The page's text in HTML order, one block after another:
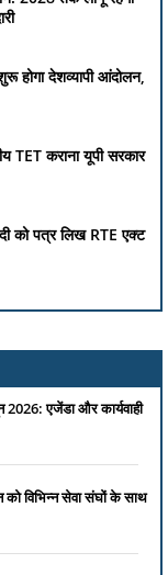
होगा देशव्यापी आंदोलन,
TET कराना यूपी सरकार
को पत्र लिख RTE एक्ट
2026: एजेंडा और कार्यवाही
विभिन्न सेवा संघों के साथ